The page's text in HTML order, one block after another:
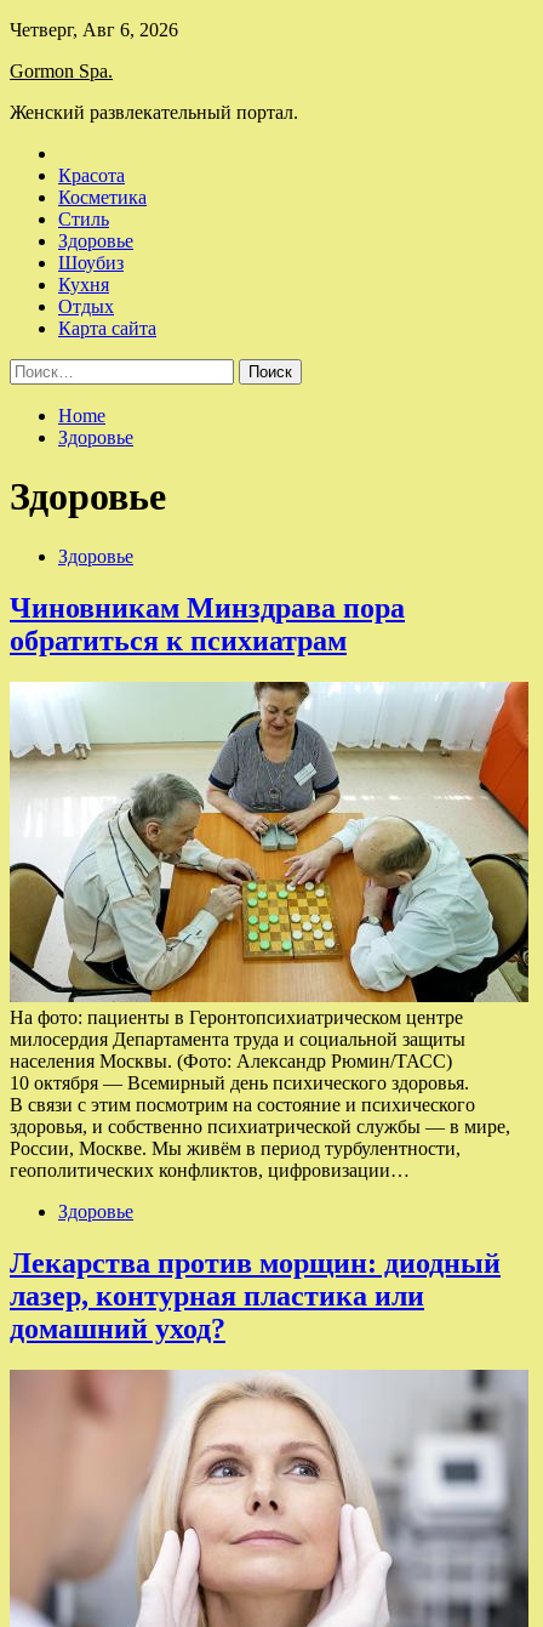
Skip
content
Четверг, Авг 6, 2026
Gormon Spa.
Женский развлекательный портал.
Красота
Косметика
Стиль
Здоровье
Шоубиз
Кухня
Отдых
Карта сайта
Найти:
Home
Здоровье
Здоровье
Здоровье
Чиновникам Минздрава пора
обратиться к психиатрам
На фото: пациенты в Геронтопсихиатрическом центре
милосердия Департамента труда и социальной защиты
населения Москвы. (Фото: Александр Рюмин/ТАСС)
10 октября — Всемирный день психического здоровья.
В связи с этим посмотрим на состояние и психического
здоровья, и собственно психиатрической службы — в мире,
России, Москве. Мы живём в период турбулентности,
геополитических конфликтов, цифровизации…
Здоровье
Лекарства против морщин: диодный
лазер, контурная пластика или
домашний уход?